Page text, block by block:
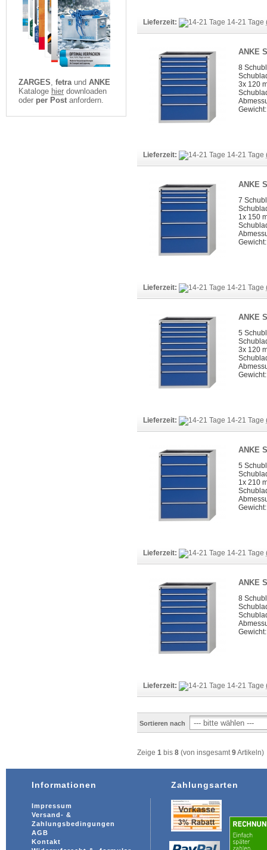
Lieferzeit: 14-21 Tage
ANKE
8
3x 120
Lieferzeit: 14-21 Tage
ANKE
7
1x 150
Lieferzeit: 14-21 Tage
ANKE
5
3x 120
Lieferzeit: 14-21 Tage
ANKE
5
1x 210
Lieferzeit: 14-21 Tage
ANKE
8
Lieferzeit: 14-21 Tage
Sortieren nach
Zeige 1 bis 8 (von insgesamt9Artikeln)
ZARGES, fetraund ANKE
Kataloge hier downloaden
oder per Post anfordern.
Informationen
Impressum
Versand- &
Zahlungsbedingungen
AGB
Kontakt
Zahlungsarten